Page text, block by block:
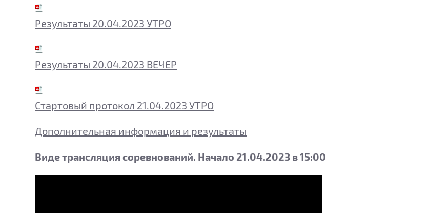
Результаты 20.04.2023 УТРО
Результаты 20.04.2023 ВЕЧЕР
Стартовый протокол 21.04.2023 УТРО
Дополнительная информация и результаты
Виде трансляция соревнований. Начало 21.04.2023 в 15:00